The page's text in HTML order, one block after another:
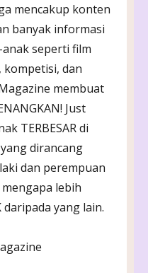
mencakup konten
banyak informasi
seperti film
dan
membuat
Just
TERBESAR di
dirancang
dan perempuan
lebih
daripada yang lain.